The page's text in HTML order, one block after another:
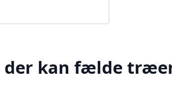
der kan fælde